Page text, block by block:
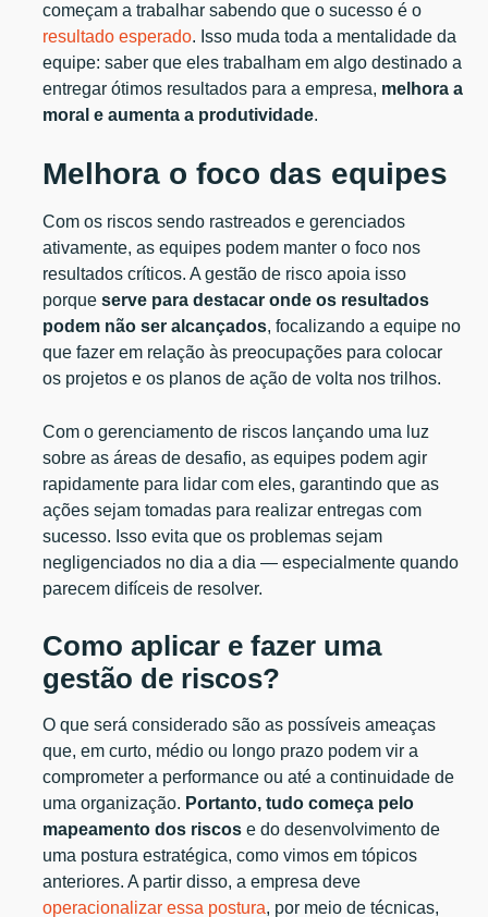
começam a trabalhar sabendo que o sucesso é o
resultado esperado. Isso muda toda a mentalidade da
equipe: saber que eles trabalham em algo destinado a
entregar ótimos resultados para a empresa, melhora a
moral e aumenta a produtividade.
Melhora o foco das equipes
Com os riscos sendo rastreados e gerenciados
ativamente, as equipes podem manter o foco nos
resultados críticos. A gestão de risco apoia isso
porqueserve para destacar onde os resultados
podem não ser alcançados, focalizando a equipe no
que fazer em relação às preocupações para colocar
os projetos e os planos de ação de volta nos trilhos.
Com o gerenciamento de riscos lançando uma luz
sobre as áreas de desafio, as equipes podem agir
rapidamente para lidar com eles, garantindo que as
ações sejam tomadas para realizar entregas com
sucesso. Isso evita que os problemas sejam
negligenciados no dia a dia — especialmente quando
parecem difíceis de resolver.
Como aplicar e fazer uma
gestão de riscos?
O que será considerado são as possíveis ameaças
que, em curto, médio ou longo prazo podem vir a
comprometer a performance ou até a continuidade de
uma organização. Portanto, tudo começa pelo
mapeamento dos riscos e do desenvolvimento de
uma postura estratégica, como vimos em tópicos
anteriores. A partir disso, a empresa deve
operacionalizar essa postura, por meio de técnicas,